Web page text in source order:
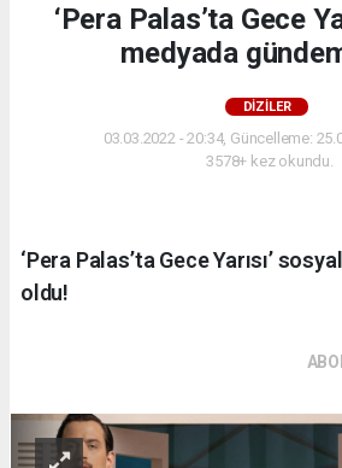
‘Pera Palas’ta Gece
medyada
DİZİLER
03.03.2022 - 20:34, Güncelleme:
3578+ kez okundu.
‘Pera Palas’ta Gece Yarısı’
oldu!